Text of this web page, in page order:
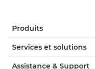
Produits
Services et solutions
Assistance & Support